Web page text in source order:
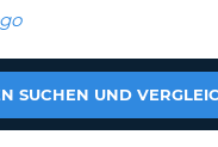
SUCHEN UND